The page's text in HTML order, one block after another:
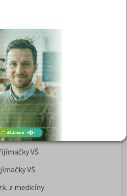
fakulty
přijímačky
na VŠE Praha
VŠ
VŠ
z medicíny